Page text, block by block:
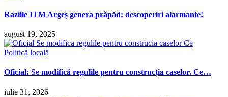
Raziile ITM Argeș genera prăpăd: descoperiri alarmante!
august 19, 2025
Politică locală
Oficial: Se modifică regulile pentru construcția caselor. Ce…
iulie 31, 2026